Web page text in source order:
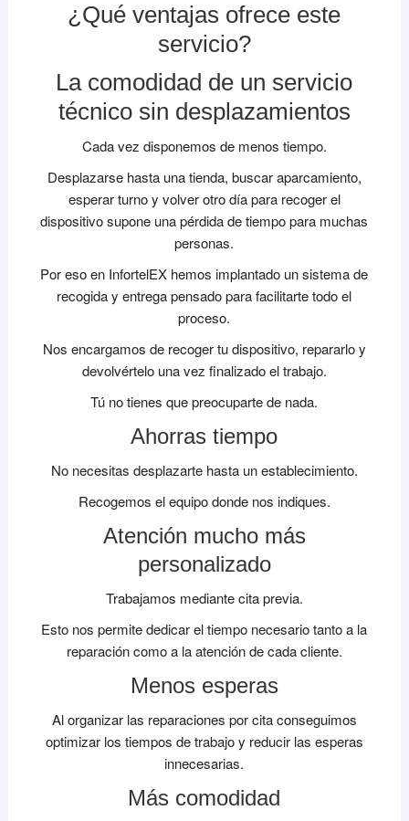
¿Qué ventajas ofrece este
servicio?
La comodidad de un servicio
técnico sin desplazamientos
Cada vez disponemos de menos tiempo.
Desplazarse hasta una tienda, buscar aparcamiento,
esperar turno y volver otro día para recoger el
dispositivo supone una pérdida de tiempo para muchas
personas.
Por eso en InfortelEX hemos implantado un sistema de
recogida y entrega pensado para facilitarte todo el
proceso.
Nos encargamos de recoger tu dispositivo, repararlo y
devolvértelo una vez finalizado el trabajo.
Tú no tienes que preocuparte de nada.
Ahorras tiempo
No necesitas desplazarte hasta un establecimiento.
Recogemos el equipo donde nos indiques.
Atención mucho más
personalizado
Trabajamos mediante cita previa.
Esto nos permite dedicar el tiempo necesario tanto a la
reparación como a la atención de cada cliente.
Menos esperas
Al organizar las reparaciones por cita conseguimos
optimizar los tiempos de trabajo y reducir las esperas
innecesarias.
Más comodidad